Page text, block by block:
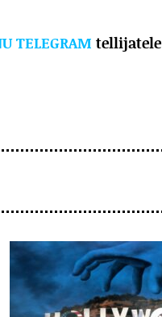
TELEGRAM tellijatele